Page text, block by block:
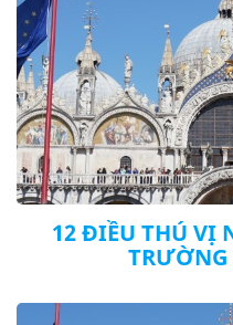
12 ĐIỀU THÚ VỊ
TRƯỜNG